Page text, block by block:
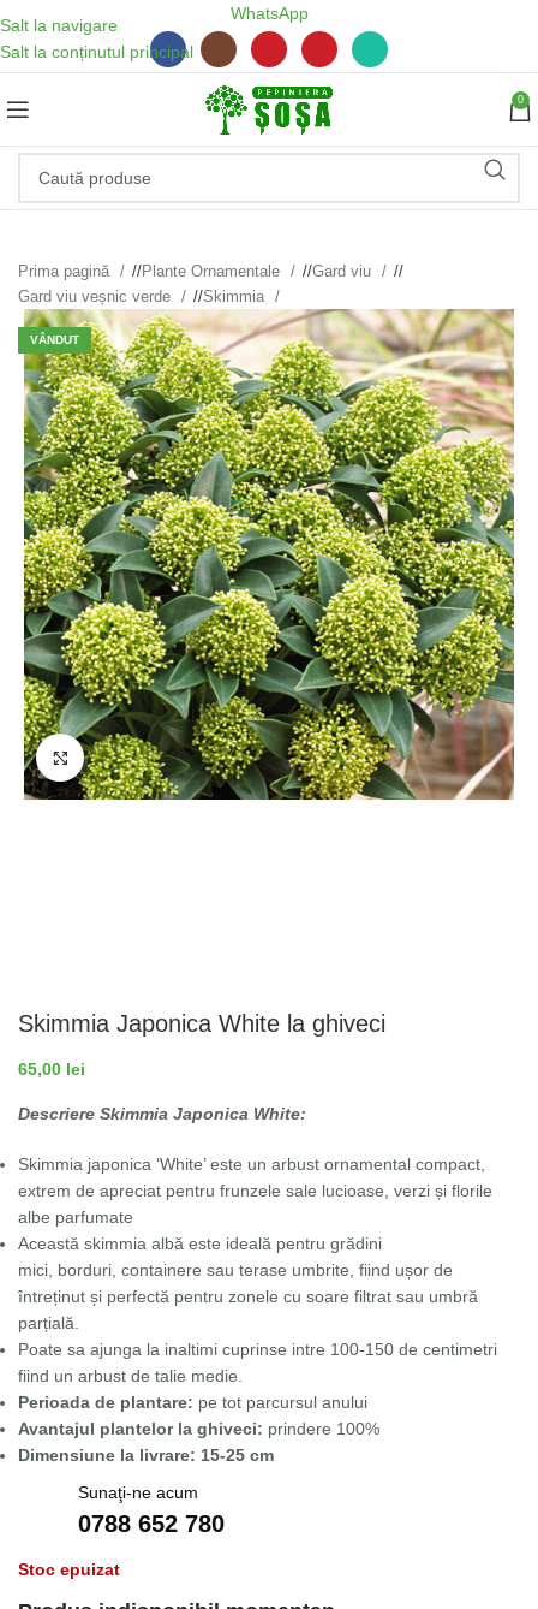
Salt la navigare
Salt la conținutul principal
WhatsApp
0
Prima pagină / Plante Ornamentale / Gard viu
/
Gard viu veșnic verde
/ Skimmia
VÂNDUT
Fă clic pentru a mări
Skimmia Japonica White la ghiveci
65,00 lei
Descriere Skimmia Japonica White:
Skimmia japonica ‘White’ este un arbust ornamental compact,
extrem de apreciat pentru frunzele sale lucioase, verzi și florile
albe parfumate
Această skimmia albă este ideală pentru grădini
mici, borduri, containere sau terase umbrite, fiind ușor de
întreținut și perfectă pentru zonele cu soare filtrat sau umbră
parțială.
Poate sa ajunga la inaltimi cuprinse intre 100-150 de centimetri
fiind un arbust de talie medie.
Perioada de plantare: pe tot parcursul anului
Avantajul plantelor la ghiveci: prindere 100%
Dimensiune la livrare: 15-25 cm
Sunaţi-ne acum
0788 652 780
Stoc epuizat